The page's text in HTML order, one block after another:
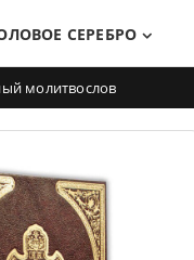
СЕРЕБРО
молитвослов